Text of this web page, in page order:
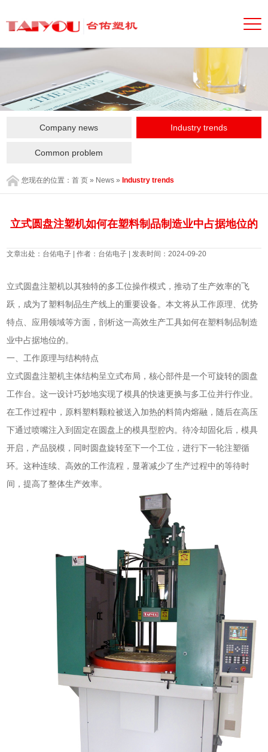
Company news Industry trends
Common problem
您现在的位置：首 页 » News »Industry trends
立式圆盘注塑机如何在塑料制品制造业中占据地位的
文章出处：台佑电子 | 作者：台佑电子 | 发表时间：2024-09-20
立式圆盘注塑机以其独特的多工位操作模式，推动了生产效率的飞
跃，成为了塑料制品生产线上的重要设备。本文将从工作原理、优势
特点、应用领域等方面，剖析这一高效生产工具如何在塑料制品制造
业中占据地位的。
一、工作原理与结构特点
立式圆盘注塑机主体结构呈立式布局，核心部件是一个可旋转的圆盘
工作台。这一设计巧妙地实现了模具的快速更换与多工位并行作业。
在工作过程中，原料塑料颗粒被送入加热的料筒内熔融，随后在高压
下通过喷嘴注入到固定在圆盘上的模具型腔内。待冷却固化后，模具
开启，产品脱模，同时圆盘旋转至下一个工位，进行下一轮注塑循
环。这种连续、高效的工作流程，显著减少了生产过程中的等待时
间，提高了整体生产效率。